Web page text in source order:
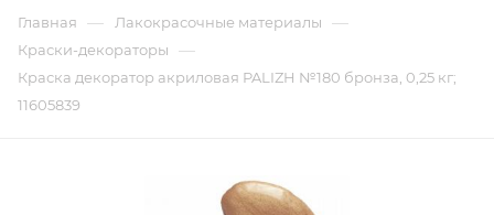
Главная — Лакокрасочные материалы —
Краски-декораторы —
Краска декоратор акриловая PALIZH №180 бронза, 0,25 кг;
11605839